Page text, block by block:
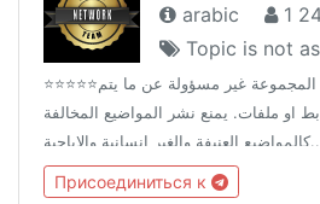
arabic
1
Topic is not
⭐️⭐️⭐️⭐️⭐️انتباه من فضلكمادارة المجموعة غير مسؤولة عن ما يتم
او ملفات. يمنع نشر المواضيع المخالفة
انسانية والاباحية...
Присоединиться к